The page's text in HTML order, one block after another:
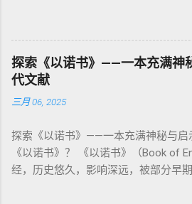
限 第11–15章讲述关于食物、疾病（
与不洁”的律例。其目的不是为了迷信
秩序感 ，帮助以色列人活在神的同在
罪”，而是不妨碍与神交往的状态。圣
16章描述每年一次的“赎罪日”（Yom
圣所，用血为圣所与百姓遮罪。 这是
心： 神愿意居住在人中间； 罪必须被
神主动提供遮罪之道（两个祭牲，特别
亚撒泻勒”的）。 这预表...
：以异象回顾以色列史并预示末世。
：智慧训诫、“祸哉”、义人与恶人的
以诺书》（斯拉夫文）与《三以诺书
期以诺传统，不等同于《一以诺书》
呼应 犹大书14–15 几乎逐字引 1
的“深渊囚禁”叙事共振。 彼后2:4 用“
天使囚禁之所，贴近以诺传统语境。
来临与天使同来、坐在荣耀宝座审判列
者”。 ✦ 语法 现象： Elohim 是 一个
世 记 1: 1）； 在 其他 语 境 中也 可
神、 属 灵 存在、 审判 官 等； 因此
义 和 神学 定位 。 二、 希伯来 圣经
示例 分类 类型 用法 说明 示例 经文 含
所 崇拜 的 神祇 出 20: 3 假 神/ 偶像
神 的 众 子、 天使、 神圣 议会 成
神圣 存在（ divine beings） 4. 法官 被
探索《以诺书》——一本充满神
代文献
三月 06, 2025
探索《以诺书》——一本充满神秘与启
《以诺书》？ 《以诺书》（Book of
经，历史悠久，影响深远，被部分早